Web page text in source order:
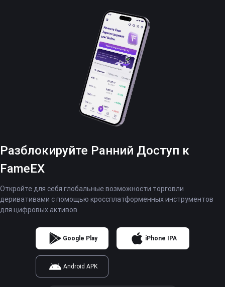
Разблокируйте Ранний Доступ к
FameEX
Откройте для себя глобальные возможности торговли
деривативами с помощью кроссплатформенных инструментов
для цифровых активов
Google Play iPhone IPA
Android APK